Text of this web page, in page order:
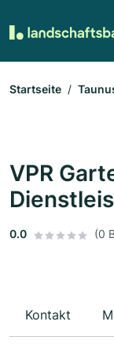
Startseite
VPR
0.0 (0
Kontakt